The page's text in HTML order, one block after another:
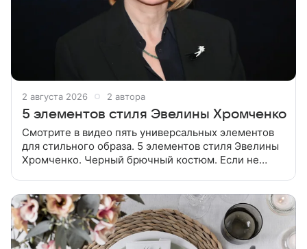
2 августа 2026 2 автора
5 элементов стиля Эвелины Хромченко
Смотрите в видео пять универсальных элементов
для стильного образа. 5 элементов стиля Эвелины
Хромченко. Черный брючный костюм. Если не